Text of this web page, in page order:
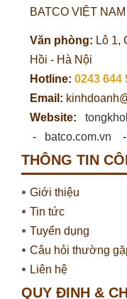
BATCO VIỆT NAM
Văn phòng: Lô 1,
Hồi - Hà Nội
Hotline: 0243 644
Email:
Website:
-
batco.com.vn -
THÔNG TIN
Giới thiệu
Tin tức
Tuyển dụng
Câu hỏi thường
Liên hệ
QUY ĐỊNH &